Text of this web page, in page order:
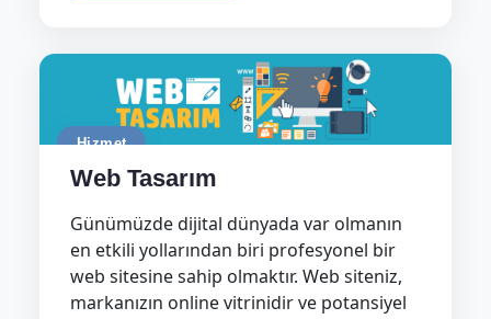
Hizmet
Web Tasarım
Günümüzde dijital dünyada var olmanın
en etkili yollarından biri profesyonel bir
web sitesine sahip olmaktır. Web siteniz,
markanızın online vitrinidir ve potansiyel